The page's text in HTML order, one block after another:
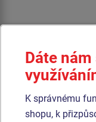
Řetězová
pádu 1,5 m. Na výběr
hnědá, modrá,
Dáte
K správnému
shopu, k